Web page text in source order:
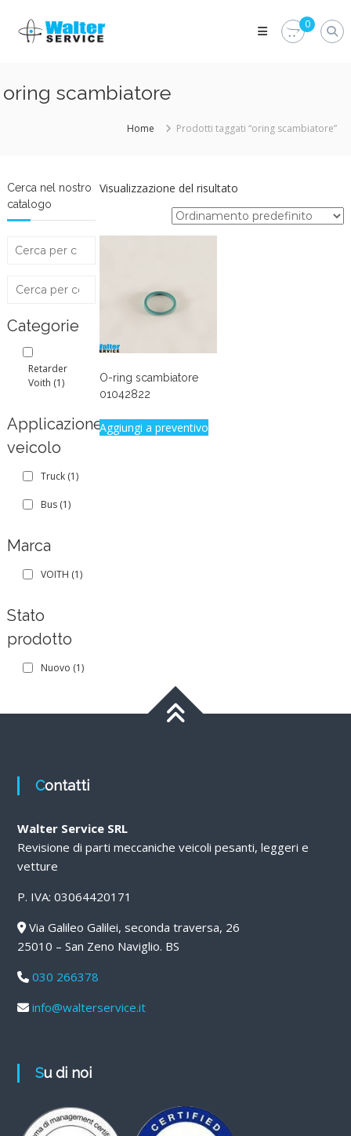
content
Walter
Service
parti
Walter
Service
Srl
0
oring scambiatore
Home Prodotti taggati “oring scambiatore”
Visualizzazione del risultato
O-ring scambiatore
01042822
Aggiungi a preventivo
Cerca nel nostro
catalogo
Categorie
Retarder
Voith (1)
Applicazione
veicolo
Truck (1)
Bus (1)
Marca
VOITH (1)
Stato
prodotto
Nuovo (1)
Contatti
Walter Service SRL
Revisione di parti meccaniche veicoli pesanti, leggeri e
vetture
P. IVA: 03064420171
Via Galileo Galilei, seconda traversa, 26
25010 – San Zeno Naviglio. BS
030 266378
info@walterservice.it
Su di noi